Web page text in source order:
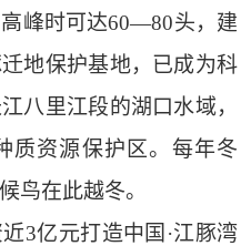
峰时可达60—80头，建
地保护基地，已成为科
八里江段的湖口水域，
质资源保护区。每年冬
鸟在此越冬。
亿元打造中国·江豚湾